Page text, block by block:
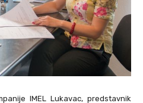
IMEL Lukavac, predstavnik